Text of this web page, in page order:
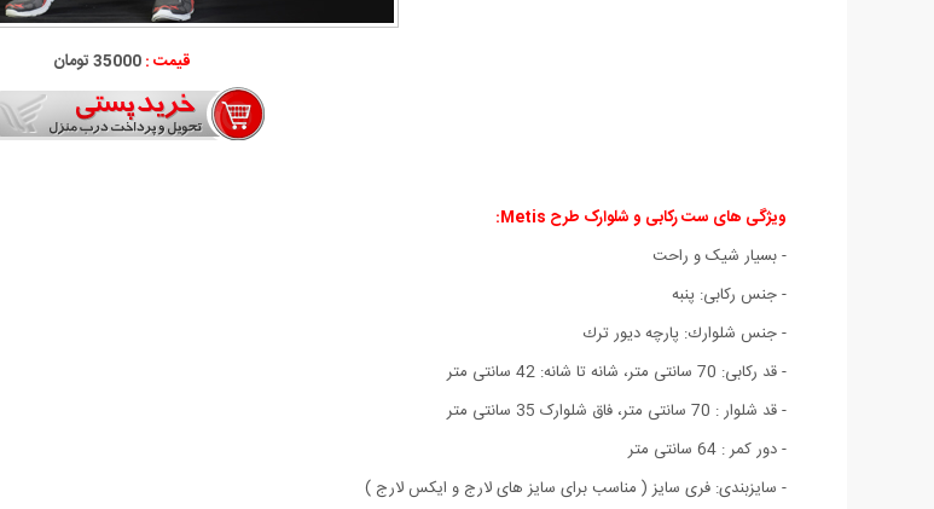
قیمت :35000 تومان
ویژگی های ست رکابی و شلوارک طرح Metis:
- بسیار شیک و راحت
- جنس ركابی: پنبه
- جنس شلوارك: پارچه ديور ترك
- قد رکابی: 70 سانتی متر، شانه تا شانه: 42 سانتی متر
- قد شلوار : 70 سانتی متر، فاق شلوارک 35 سانتی متر
- دور کمر : 64 سانتی متر
- سایزبندی: فری سایز ( مناسب برای سایز های لارج و ایکس لارج )